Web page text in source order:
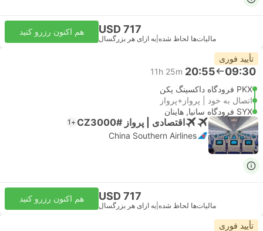
USD 717
مالیات‌ها لحاظ شده به ازای هر بزرگسال
هم اکنون رزرو کنید
تأیید فوری
09:30
20:55
11h 25m
PKX فرودگاه داکسینگ پکن
اتصال به خود | پرواز+پرواز
SYX فرودگاه سانیا, هاینان
اقتصادی | پرواز #CZ3000 +1
China Southern Airlines
USD 717
مالیات‌ها لحاظ شده به ازای هر بزرگسال
هم اکنون رزرو کنید
تأیید فوری